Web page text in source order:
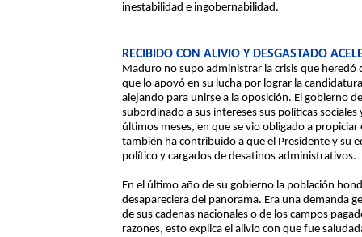
inestabilidad e ingobernabilidad.
RECIBIDO CON ALIVIO Y DESGASTADO
Maduro no supo administrar la crisis que heredó
que lo apoyó en su lucha por lograr la
alejando para unirse a la oposición. El gobierno
subordinado a sus intereses sus políticas
últimos meses, en que se vio obligado a
también ha contribuido a que el Presidente y su
político y cargados de desatinos administrativos.
En el último año de su gobierno la población
desapareciera del panorama. Era una demanda
de sus cadenas nacionales o de los campos
razones, esto explica el alivio con que fue